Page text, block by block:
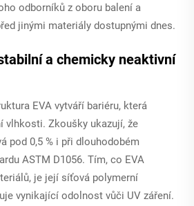
odborníků z oboru balení a
jinými materiály dostupnými dnes.
a chemicky neaktivní
EVA vytváří bariéru, která
vlhkosti. Zkoušky ukazují, že
pod 0,5 % i při dlouhodobém
ASTM D1056. Tím, co EVA
je její síťová polymerní
vynikající odolnost vůči UV záření.